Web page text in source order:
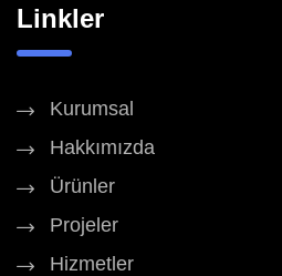
Linkler
Kurumsal
Hakkımızda
Ürünler
Projeler
Hizmetler